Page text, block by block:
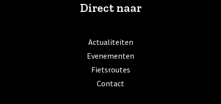
Direct naar
Actualiteiten
Evenementen
Fietsroutes
Contact